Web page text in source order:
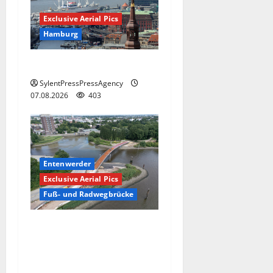
Exclusive Aerial Pics
Hamburg
SylentPressPressAgency
07.08.2026
403
Entenwerder
Exclusive Aerial Pics
Fuß- und Radwegbrücke